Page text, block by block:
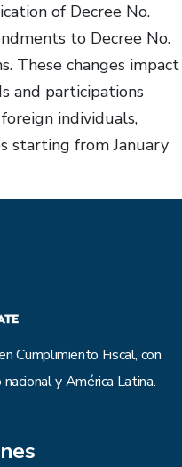
of Decree No.
to Decree No.
These changes impact
and participations
individuals,
starting from January
Cumplimiento Fiscal, con
y América Latina.